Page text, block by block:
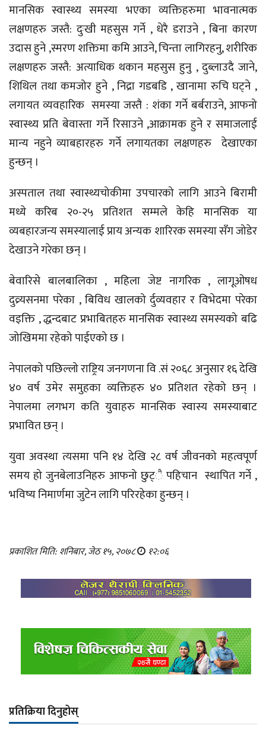
मानसिक स्वास्थ्य समस्या भएका व्यक्तिहरुमा भावनात्मक
लक्षणहरु जस्तै: दुःखी महसुस गर्ने , धेरै डराउने , बिना कारण
उदास हुने ,स्मरण शक्तिमा कमि आउने, चिन्ता लागिरहनु, शरीरिक
लक्षणहरु जस्तै: अत्याधिक थकान महसुस हुनु , दुब्लाउदै जाने,
शिथिल तथा कमजोर हुने , निद्रा गडबडि , खानामा रुचि घट्ने ,
लगायत व्यवहारिक समस्या जस्तै : शंका गर्ने बर्बराउने, आफनो
स्वास्थ्य प्रति बेवास्ता गर्ने रिसाउने ,आक्रामक हुने र समाजलाई
मान्य नहुने व्याबहारहरु गर्ने लगायतका लक्षणहरु देखाएका
हुन्छन् ।
अस्पताल तथा स्वास्थ्यचोकीमा उपचारको लागि आउने बिरामी
मध्ये करिब २०-२५ प्रतिशत सम्मले केहि मानसिक या
व्यबहारजन्य समस्यालाई प्राय अन्यक शारिरक समस्या सँग जोडेर
देखाउने गरेका छन् ।
बेवारिसे बालबालिका , महिला जेष्ट नागरिक , लागूओषध
दुव्र्यसनमा परेका , बिविध खालको र्दुव्यवहार र विभेदमा परेका
वइक्ति , द्धन्दबाट प्रभाबितहरु मानसिक स्वास्थ्य समस्यको बढि
जोखिममा रहेको पाईएको छ ।
नेपालको पछिल्लो राष्ट्रिय जनगणना वि .सं २०६८ अनुसार १६ देखि
४० वर्ष उमेर समुहका व्यक्तिहरु ४० प्रतिशत रहेको छन् ।
नेपालमा लगभग कति युवाहरु मानसिक स्वास्य समस्याबाट
प्रभावित छन् ।
युवा अवस्था त्यसमा पनि १४ देखि २८ वर्ष जीवनको महत्वपूर्ण
समय हो जुनबेलाउनिहरु आफनो छुट्ै पहिचान स्थापित गर्ने ,
भविष्य निमार्णमा जुटेन लागि परिरहेका हुन्छन् ।
प्रकाशित मिति: शनिबार, जेठ १५, २०७८ १२:०६
प्रतिक्रिया दिनुहोस्